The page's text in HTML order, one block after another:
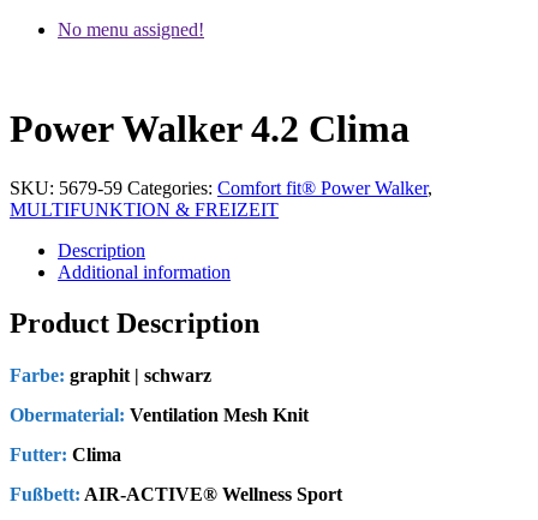
No menu assigned!
Power Walker 4.2 Clima
SKU: 5679-59 Categories: Comfort fit® Power Walker,
MULTIFUNKTION & FREIZEIT
Description
Additional information
Product Description
Farbe: graphit | schwarz
Obermaterial: Ventilation Mesh Knit
Futter: Clima
Fußbett: AIR-ACTIVE® Wellness Sport